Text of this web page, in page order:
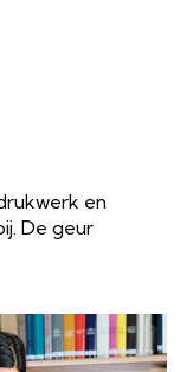
en
De geur